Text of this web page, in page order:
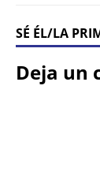
SÉ ÉL/LA
Deja un